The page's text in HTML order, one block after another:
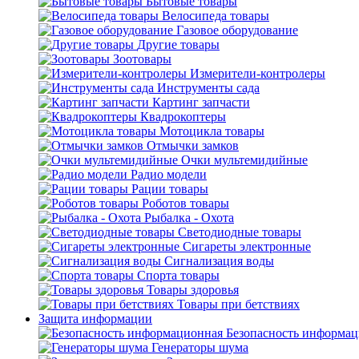
Велосипеда товары
Газовое оборудование
Другие товары
Зоотовары
Измерители-контролеры
Инструменты сада
Картинг запчасти
Квадрокоптеры
Мотоцикла товары
Отмычки замков
Очки мультемидийные
Радио модели
Рации товары
Роботов товары
Рыбалка - Охота
Светодиодные товары
Сигареты электронные
Сигнализация воды
Спорта товары
Товары здоровья
Товары при бетствиях
Защита информации
Безопасность
Генераторы шума